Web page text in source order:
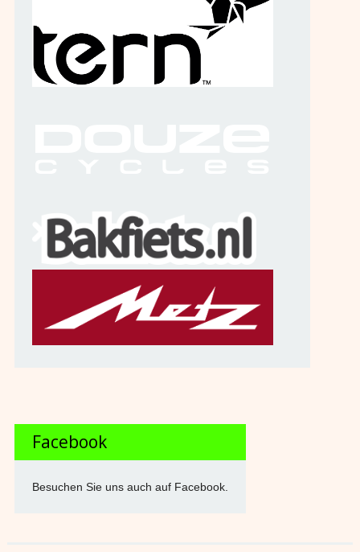
Facebook
Besuchen Sie uns auch auf Facebook.